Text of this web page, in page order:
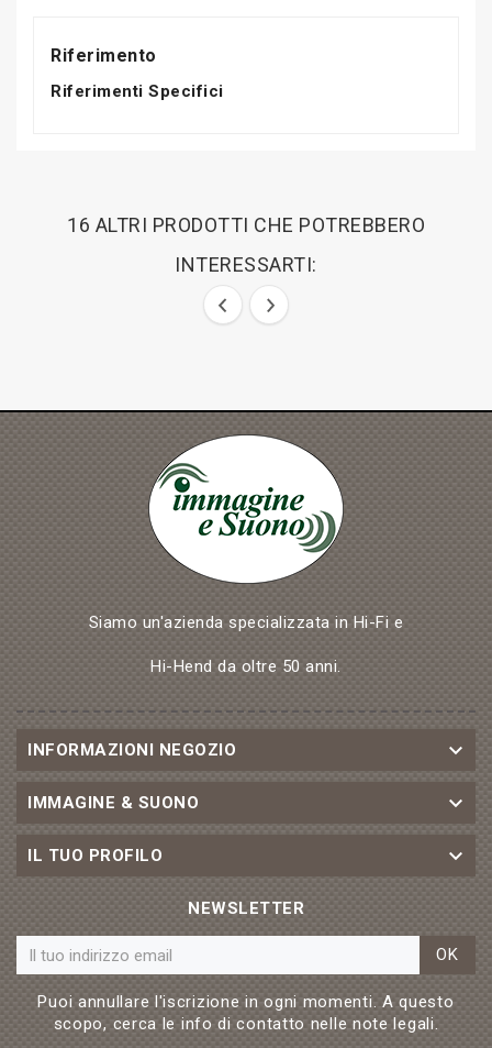
Riferimento
Riferimenti Specifici
16 ALTRI PRODOTTI CHE POTREBBERO
INTERESSARTI:
Siamo un'azienda specializzata in Hi-Fi e
Hi-Hend da oltre 50 anni.
INFORMAZIONI NEGOZIO 
IMMAGINE & SUONO 
IL TUO PROFILO 
NEWSLETTER
OK
Puoi annullare l'iscrizione in ogni momenti. A questo
scopo, cerca le info di contatto nelle note legali.